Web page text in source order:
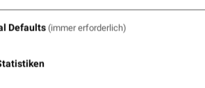
ist führender Provider für digitale Services und
im CEE Raum mit mehr als
Payment und
sowie integrierte Business
Defaults (immer erforderlich)